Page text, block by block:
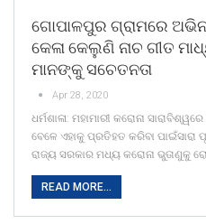
ଗୋପାଳପୁର ଗ୍ରାମରେ
କେଳା କେଲୁଣି ନାଚ ଗୀତ
ମାନଙ୍କୁ ସଚେତନତା
Apr 28, 2020
ଧର୍ମଶାଳା: ମହାମାରୀ କରୋନା
ବେଳେ ଏହାକୁ ପ୍ରତିହତ କରିବା
ରାଜ୍ୟ ସରକାର ମଧ୍ୟ କରୋନା ଭୁତାଣୁକୁ
READ MORE...